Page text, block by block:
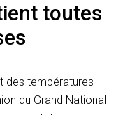
toutes
des températures
du Grand National